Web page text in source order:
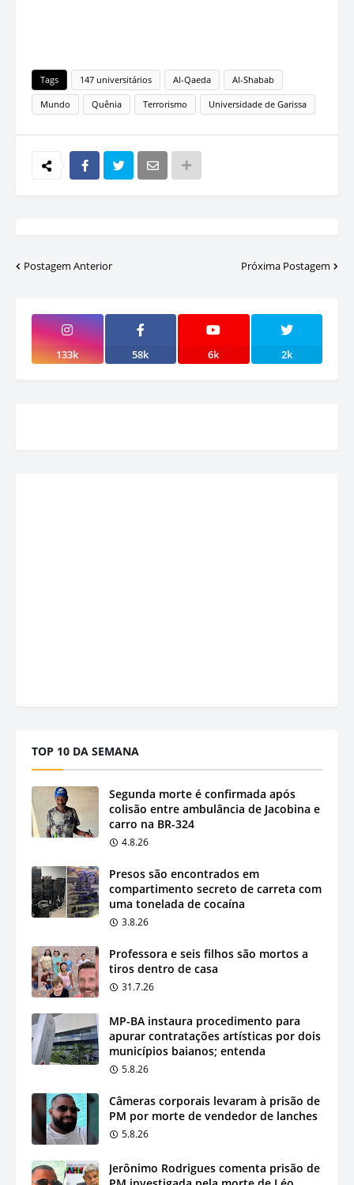
Tags 147 universitários Al-Qaeda Al-Shabab
Mundo Quênia Terrorismo Universidade de Garissa
Postagem Anterior Próxima Postagem
133k 58k 6k 2k
TOP 10 DA SEMANA
Segunda morte é confirmada após
colisão entre ambulância de Jacobina e
carro na BR-324
4.8.26
Presos são encontrados em
compartimento secreto de carreta com
uma tonelada de cocaína
3.8.26
Professora e seis filhos são mortos a
tiros dentro de casa
31.7.26
MP-BA instaura procedimento para
apurar contratações artísticas por dois
municípios baianos; entenda
5.8.26
Câmeras corporais levaram à prisão de
PM por morte de vendedor de lanches
5.8.26
Jerônimo Rodrigues comenta prisão de